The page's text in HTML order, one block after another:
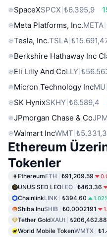
SpaceXSPCX ₺6.395,9
Meta Platforms, Inc.META
Tesla, Inc.TSLA
Berkshire Hathaway Inc
Eli Lilly And CoLLY
Micron Technology IncMU
SK HynixSKHY ₺6.589,4
JPmorgan Chase & CoJPM
Walmart IncWMT
Ethereum
Tokenler
EthereumETH ₺91,209.59
UNUS SED LEOLEO ₺463.36
ChainlinkLINK ₺394.60
Shiba InuSHIB ₺0.0002191
Tether GoldXAUt ₺206,462.88
World Mobile TokenWMTX